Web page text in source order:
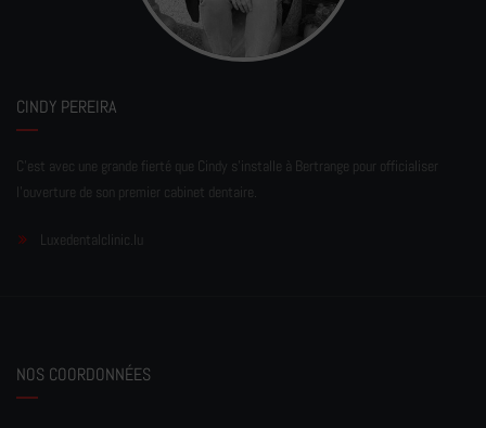
CINDY PEREIRA
C'est avec une grande fierté que Cindy s'installe à Bertrange pour officialiser
l'ouverture de son premier cabinet dentaire.
Luxedentalclinic.lu
NOS COORDONNÉES